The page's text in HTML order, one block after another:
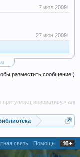
7 июл 2009
27 июн 2009
разместить сообщение.)
инициативу •
связь
Помощь
Условия и правила